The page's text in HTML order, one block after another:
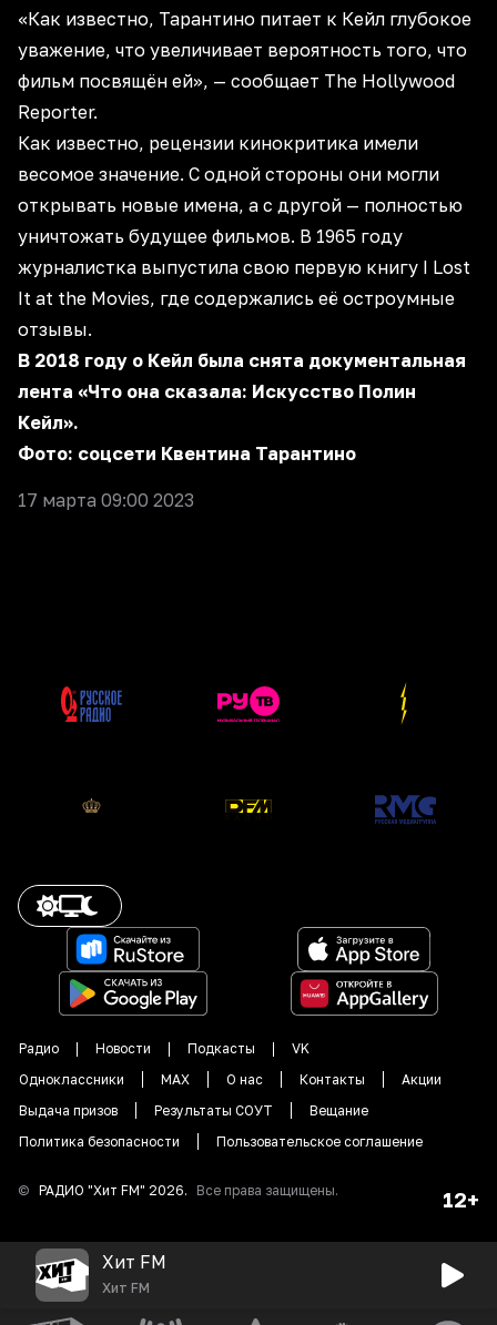
«Как известно, Тарантино питает к Кейл глубокое
уважение, что увеличивает вероятность того, что
фильм посвящён ей», — сообщает The Hollywood
Reporter.
Как известно, рецензии кинокритика имели
весомое значение. С одной стороны они могли
открывать новые имена, а с другой — полностью
уничтожать будущее фильмов. В 1965 году
журналистка выпустила свою первую книгу I Lost
It at the Movies, где содержались её остроумные
отзывы.
В 2018 году о Кейл была снята документальная
лента «Что она сказала: Искусство Полин
Кейл».
Фото: соцсети Квентина Тарантино
17 марта 09:00 2023
Радио Новости Подкасты
VK
Одноклассники
MAX О нас Контакты
Акции
Выдача призов
Результаты СОУТ
Вещание
Политика безопасности
Пользовательское соглашение
© РАДИО "Хит FM" 2026. Все права защищены. 12+
Хит FM
Хит FM